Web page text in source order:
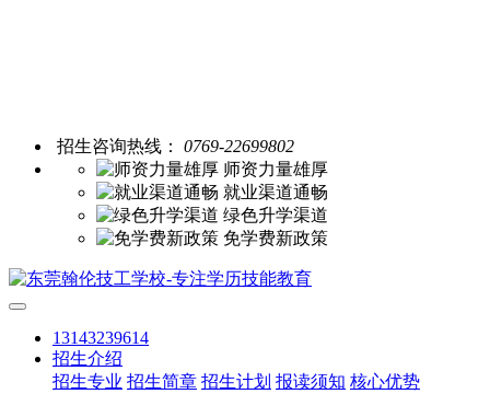
招生咨询热线：
0769-22699802
师资力量雄厚
就业渠道通畅
绿色升学渠道
免学费新政策
13143239614
招生介绍
招生专业 招生简章 招生计划 报读须知 核心优势